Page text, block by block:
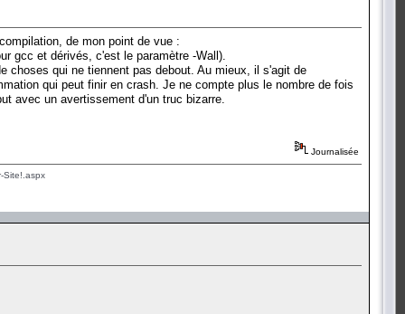
de mon point de vue :
gcc et dérivés, c'est le paramètre -Wall).
choses qui ne tiennent pas debout. Au mieux, il s'agit de
qui peut finir en crash. Je ne compte plus le nombre de fois
avec un avertissement d'un truc bizarre.
Journalisée
Site!.aspx